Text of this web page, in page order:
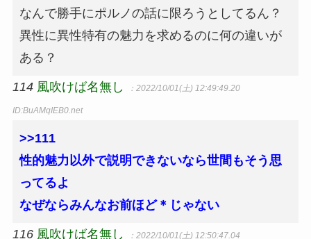
なんで勝手にポルノの話に限ろうとしてるん？
異性に異性特有の魅力を求めるのに何の違いが
ある？
114 風吹けば名無し ：2022/10/01(土) 12:49:49.20
ID:BuAMqIEB0.net
>>111
性的魅力以外で説明できないなら世間もそう思
ってるよ
なぜならみんなお前ほど＊じゃない
116 風吹けば名無し ：2022/10/01(土) 12:50:47.04